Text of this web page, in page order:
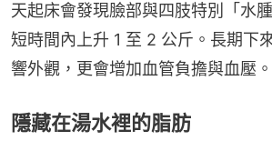
天起床會發現臉部與四肢特別「水
短時間內上升 1 至 2 公斤。長期下
響外觀，更會增加血管負擔與血壓。
隱藏在湯水裡的脂肪